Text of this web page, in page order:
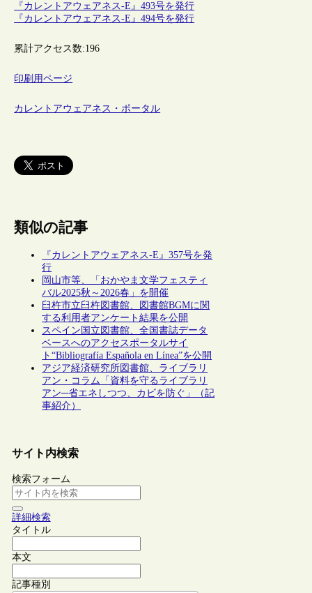
『カレントアウェアネス-E』493号を発行
『カレントアウェアネス-E』494号を発行
累計アクセス数:196
印刷用ページ
カレントアウェアネス・ポータル
類似の記事
『カレントアウェアネス-E』357号を発
行
岡山市等、「おかやま文学フェスティ
バル2025秋～2026春」を開催
臼杵市立臼杵図書館、図書館BGMに関
する利用者アンケート結果を公開
スペイン国立図書館、全国書誌データ
ベースへのアクセスポータルサイ
ト“Bibliografía Española en Línea”を公開
アジア経済研究所図書館、ライブラリ
アン・コラム「資料を守るライブラリ
アン─省エネしつつ、カビを防ぐ」（記
事紹介）
サイト内検索
検索フォーム
詳細検索
タイトル
本文
記事種別